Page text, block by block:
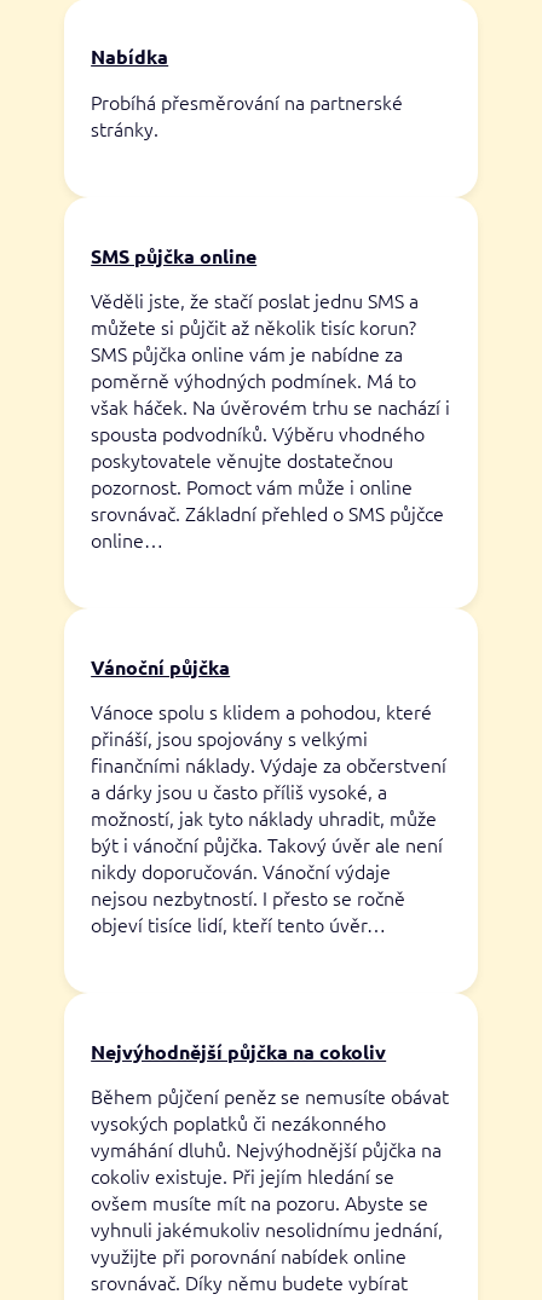
Nabídka
Probíhá přesměrování na partnerské
stránky.
SMS půjčka online
Věděli jste, že stačí poslat jednu SMS a
můžete si půjčit až několik tisíc korun?
SMS půjčka online vám je nabídne za
poměrně výhodných podmínek. Má to
však háček. Na úvěrovém trhu se nachází i
spousta podvodníků. Výběru vhodného
poskytovatele věnujte dostatečnou
pozornost. Pomoct vám může i online
srovnávač. Základní přehled o SMS půjčce
online…
Vánoční půjčka
Vánoce spolu s klidem a pohodou, které
přináší, jsou spojovány s velkými
finančními náklady. Výdaje za občerstvení
a dárky jsou u často příliš vysoké, a
možností, jak tyto náklady uhradit, může
být i vánoční půjčka. Takový úvěr ale není
nikdy doporučován. Vánoční výdaje
nejsou nezbytností. I přesto se ročně
objeví tisíce lidí, kteří tento úvěr…
Nejvýhodnější půjčka na cokoliv
Během půjčení peněz se nemusíte obávat
vysokých poplatků či nezákonného
vymáhání dluhů. Nejvýhodnější půjčka na
cokoliv existuje. Při jejím hledání se
ovšem musíte mít na pozoru. Abyste se
vyhnuli jakémukoliv nesolidnímu jednání,
využijte při porovnání nabídek online
srovnávač. Díky němu budete vybírat